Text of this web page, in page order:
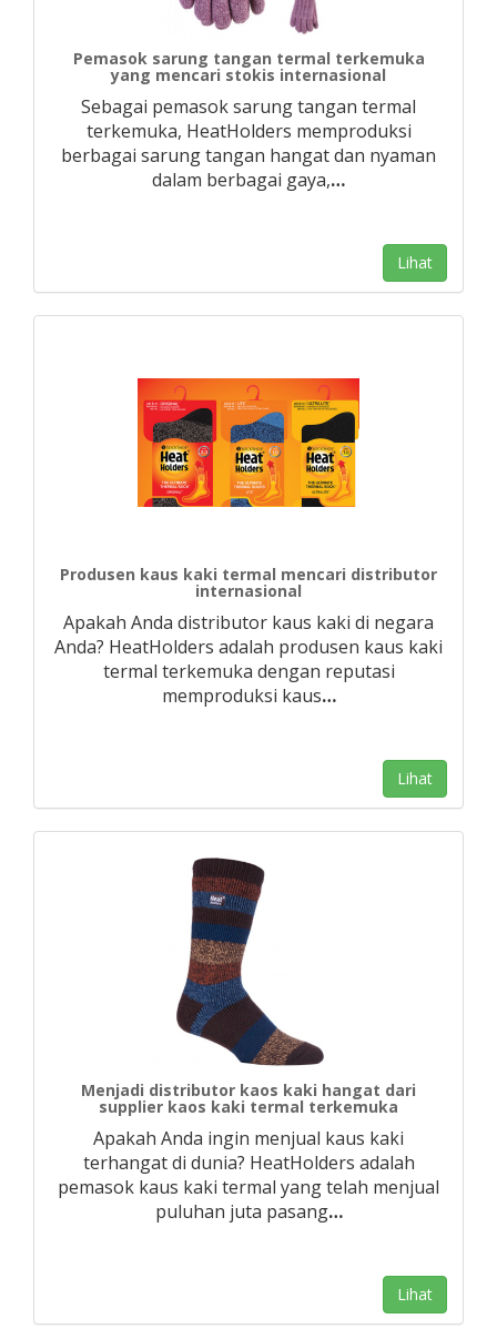
Pemasok sarung tangan termal terkemuka
yang mencari stokis internasional
Sebagai pemasok sarung tangan termal
terkemuka, HeatHolders memproduksi
berbagai sarung tangan hangat dan nyaman
dalam berbagai gaya,…
Lihat
Produsen kaus kaki termal mencari distributor
internasional
Apakah Anda distributor kaus kaki di negara
Anda? HeatHolders adalah produsen kaus kaki
termal terkemuka dengan reputasi
memproduksi kaus…
Lihat
Menjadi distributor kaos kaki hangat dari
supplier kaos kaki termal terkemuka
Apakah Anda ingin menjual kaus kaki
terhangat di dunia? HeatHolders adalah
pemasok kaus kaki termal yang telah menjual
puluhan juta pasang…
Lihat